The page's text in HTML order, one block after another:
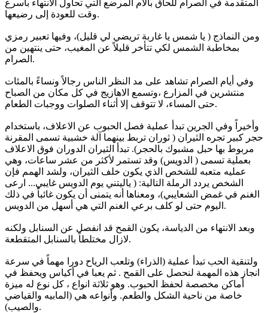
المتقدمة في الصرام للحاق بالأم المرضع التي تحاول الانتهاء بأسرع
وقت للعودة إلى رضيعها.
ومن النماذج ( يا شمس يا غاربة تريضي لي قليل)، وفيها تعبير رمزي
بمخاطبة الشمس لكي تتأخر قليلاً عن المغيب، حتى ينتهين من
الصرام.
وفي أيام الصرام تشاهد على مد النظر الناس رجالاً ونساءً بالمئات
منتشرين في المزارع ،وتسمع الاهازيج في كل مكان من الصباح
حتى المساء، لا تتوقف إلا أثناء الصلوات ووجبات الطعام.
وأخيراً وفي الجرين تبدأ عملية فصل الحبوب عن الاعلاف، باستخدام
حجر كبير تجره الثيران ( ثوران تربط بينهما آلة خشبية تسمى المقرنة
مربوط بها حبل مشبوك بالحجر). تبدأ الثيران الدوران فوق الاعلاف
بعملية تسمى ( الدويس) وقد تستمر لأكثر من عشر ساعات، وهي
عمليه متعبه للشخص الذي يكون خلف الثيران، ولشد الهمم فإن
الشخص يردد الرملة التالية: ( ياليتني يوم الدويس غايبي... ارعى
الغنم في غمض الشعايبي)، ومعناها أنه يتمنى أن يكون غائباً في ذلك
اليوم حتى لو كلف برعي الغنم التي هي أسهل من الدويس.
وبعد الانتهاء من الدياسة، يكون القمح قد انفصل عن السنابل ولكنه
لازال مختلطاً بالسنابل المتقطعة.
ولتنقية الحب تبدأ عملية (الذراء) وتلعب الرياح دورا مهماً في سرعة
انجاز هذه المهمة لنحصل على القمح . ثم يعبا في أكياس ويحفظ في
أماكن مخصصة لحفظ الحبوب. وهو ثلاثة انواع ، كل نوع له ميزة
خاصة من ناحية الشكل والطعم. وأنواعه هي (المابيه والقياضي
والصيب).